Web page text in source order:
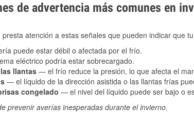
de advertencia más comunes en
atención a estas señales que pueden indicar que
puede estar débil o afectada por el frío.
eléctrico podría estar sobrecargado.
llantas — el frío reduce la presión, lo que afecta el
— el líquido de la dirección asistida o las llantas frías
congelado — el nivel del líquido puede ser bajo o
prevenir averías inesperadas durante el invierno.